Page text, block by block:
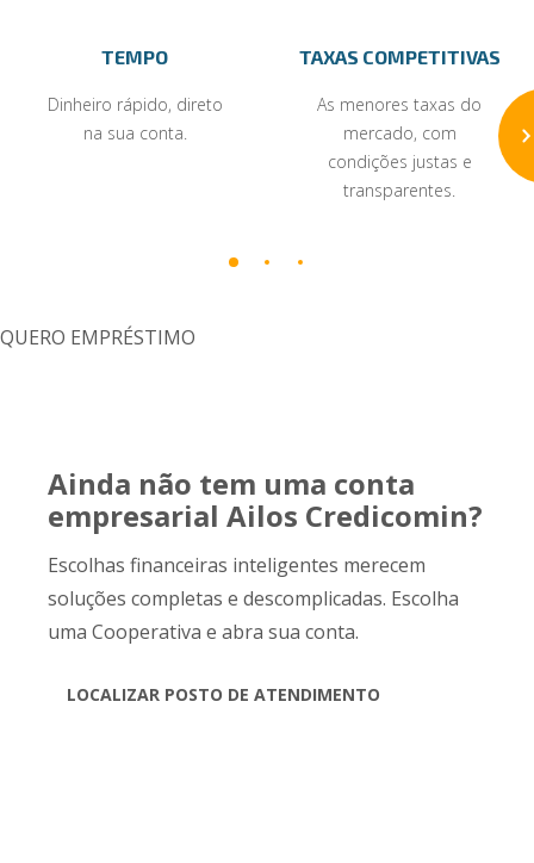
TEMPO
Dinheiro rápido, direto
na sua conta.
TAXAS COMPETITIVAS
As menores taxas do
mercado, com
condições justas e
transparentes.
QUERO EMPRÉSTIMO
Ainda não tem uma conta
empresarial Ailos Credicomin?
Escolhas financeiras inteligentes merecem
soluções completas e descomplicadas. Escolha
uma Cooperativa e abra sua conta.
LOCALIZAR POSTO DE ATENDIMENTO